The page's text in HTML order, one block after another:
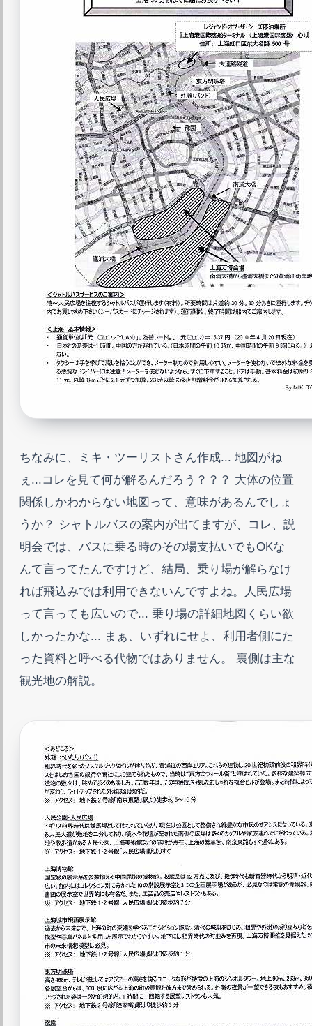
ちなみに、ミキ・ツーリストさん作成... 地図がね
ぇ...コレを見て何が解るんだろう？？？ 大体の位置
関係しかわからない地図って、意味があるんでしょ
うか？ シャトルバスの案内が出てますが、コレ、説
明会では、バスに乗る時のその場支払いでもOKな
んて言ってたんですけど、結局、乗り場が解らなけ
れば飛込みでは利用できないんですよね。人民広場
って言っても広いので... 乗り場の詳細地図くらい欲
しかったかな... まぁ、いずれにせよ、利用者側にた
った資料と呼べる代物ではありません。 裏側は主な
観光地の解説。